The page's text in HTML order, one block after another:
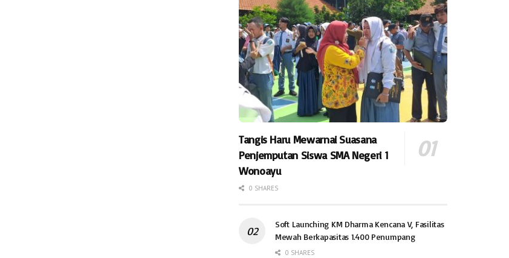
Tangis Haru Mewarnai Suasana
Penjemputan Siswa SMA Negeri 1
Wonoayu
0 SHARES
Soft Launching KM Dharma Kencana V, Fasilitas
Mewah Berkapasitas 1.400 Penumpang
0 SHARES